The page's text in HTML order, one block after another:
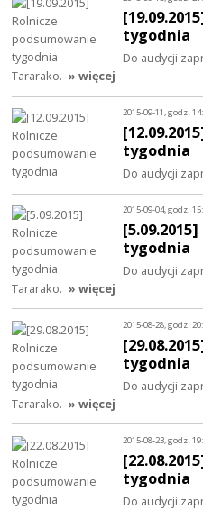
tygodnia
Do audycji
Tararako. » więcej
2015-09-11, godz.
tygodnia
Do audycji
2015-09-04, godz.
tygodnia
Do audycji
Tararako. » więcej
2015-08-28, godz.
tygodnia
Do audycji
Tararako. » więcej
2015-08-23, godz.
tygodnia
Do audycji